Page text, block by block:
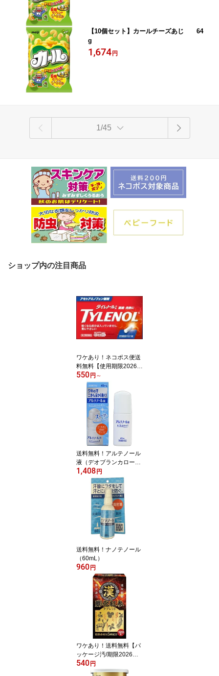
【10個セット】カールチーズあじ 64
g
1,674 円
1/45
ショップ内の注目商品
ワケあり！ネコポス便送
料無料【使用期限2026年
9月】【第2類医薬品】タ
イレノールA（20錠）
550 円 ～
送料無料！アルテノール
液（デオブランカローシ
ョン）（45ml）
1,408 円
送料無料！ナノテノール
（60mL）
960 円
ワケあり！送料無料【パ
ッケージ汚/期限2026年1
0月】漢の膨化紅参粒（1
20粒）
540 円